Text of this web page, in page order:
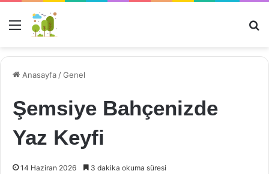
Menü
Anasayfa /Genel
Şemsiye Bahçenizde
Yaz Keyfi
14 Haziran 2026 3 dakika okuma süresi